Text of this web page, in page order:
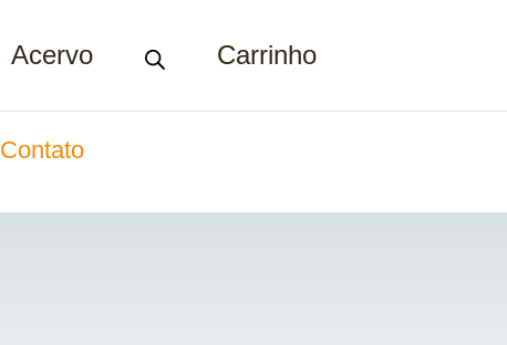
Acervo Carrinho
Contato